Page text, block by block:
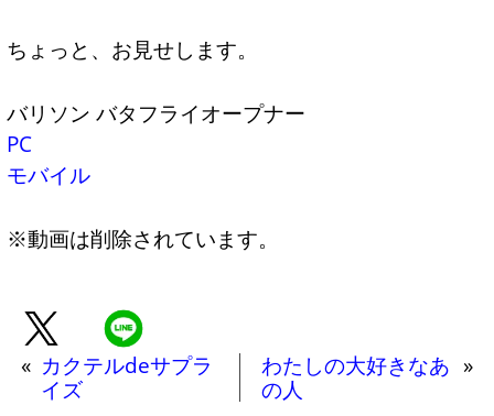
ちょっと、お見せします。
バリソン バタフライオープナー
PC
モバイル
※動画は削除されています。
« カクテルdeサプラ
イズ
わたしの大好きなあ
の人
»